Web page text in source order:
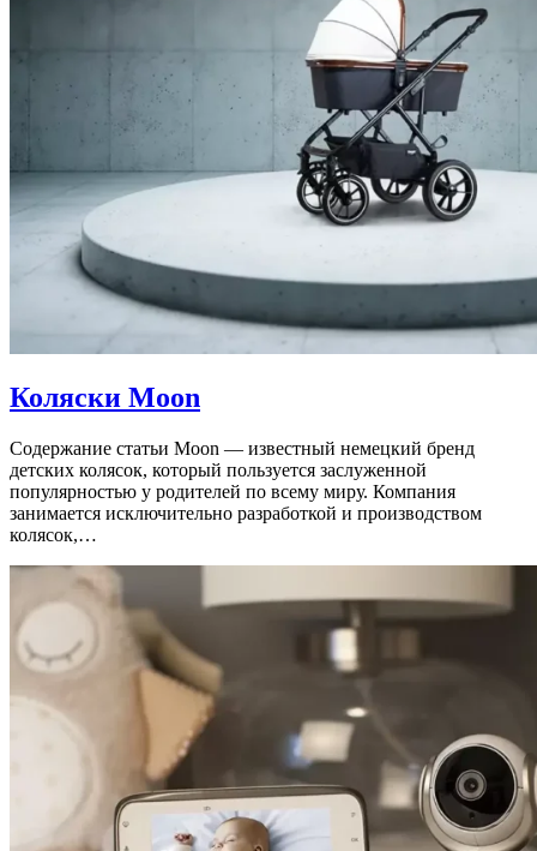
Коляски Moon
Содержание статьи Moon — известный немецкий бренд
детских колясок, который пользуется заслуженной
популярностью у родителей по всему миру. Компания
занимается исключительно разработкой и производством
колясок,…